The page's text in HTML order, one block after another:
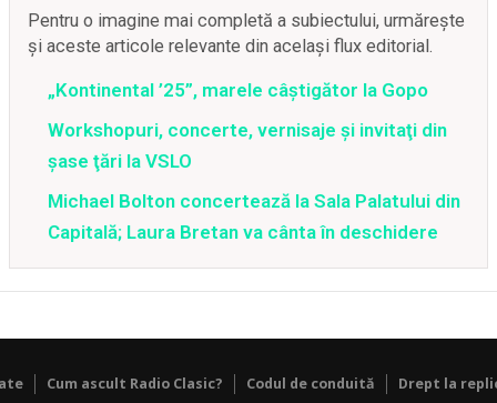
Pentru o imagine mai completă a subiectului, urmărește
și aceste articole relevante din același flux editorial.
„Kontinental ’25”, marele câștigător la Gopo
Workshopuri, concerte, vernisaje şi invitaţi din
şase ţări la VSLO
Michael Bolton concertează la Sala Palatului din
Capitală; Laura Bretan va cânta în deschidere
Cum ascult Radio Clasic? Codul de conduită Drept la